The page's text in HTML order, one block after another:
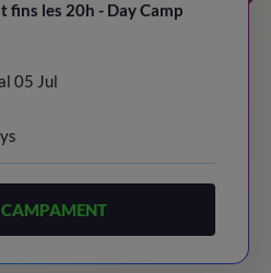
les 20h - Day Camp
05 Jul
CAMPAMENT